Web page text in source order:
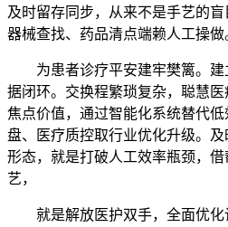
及时留存同步，从来不是手艺的盲
器械查找、药品清点端赖人工操做
为患者诊疗平安建牢樊篱。建
据闭环。交换程繁琐复杂，聪慧
焦点价值，通过智能化系统替代
盘、医疗质控取行业优化升级。
形态，就是打破人工效率瓶颈，
艺，
就是解放医护双手，全面优化